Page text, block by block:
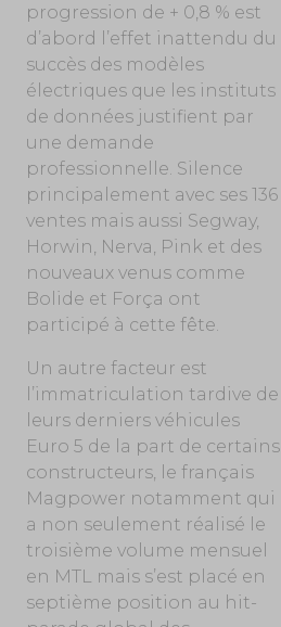
progression de + 0,8 % est
d’abord l’effet inattendu du
succès des modèles
électriques que les instituts
de données justifient par
une demande
professionnelle. Silence
principalement avec ses 136
ventes mais aussi Segway,
Horwin, Nerva, Pink et des
nouveaux venus comme
Bolide et Força ont
participé à cette fête.
Un autre facteur est
l’immatriculation tardive de
leurs derniers véhicules
Euro 5 de la part de certains
constructeurs, le français
Magpower notamment qui
a non seulement réalisé le
troisième volume mensuel
en MTL mais s’est placé en
septième position au hit-